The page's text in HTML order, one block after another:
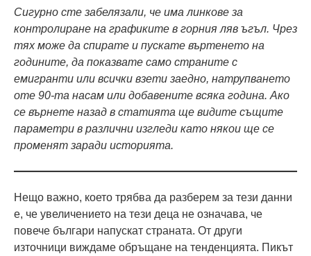
Сигурно сте забелязали, че има линкове за
контролиране на графиките в горния ляв ъгъл. Чрез
тях може да спирате и пускате въртенето на
годините, да показвате само страните с
емигранти или всички взети заедно, натрупването
оте 90-та насам или добавените всяка година. Ако
се върнете назад в статията ще видите същите
параметри в различни изгледи като някои ще се
променят заради историята.
Нещо важно, което трябва да разберем за тези данни
е, че увеличението на тези деца не означава, че
повече българи напускат страната. От други
източници виждаме обръщане на тенденцията. Пикът